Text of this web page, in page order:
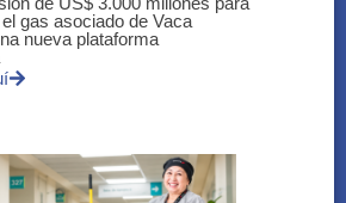
gas asociado de Vaca
nueva plataforma